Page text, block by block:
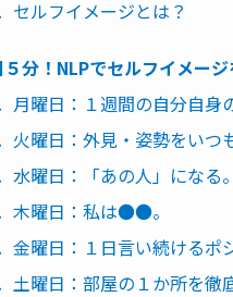
セルフイメージとは？
５分！NLPでセルフイメー
月曜日：１週間の自分自身
火曜日：外見・姿勢をいつ
水曜日：「あの人」になる。
木曜日：私は●●。
金曜日：１日言い続けるポ
土曜日：部屋の１か所を徹